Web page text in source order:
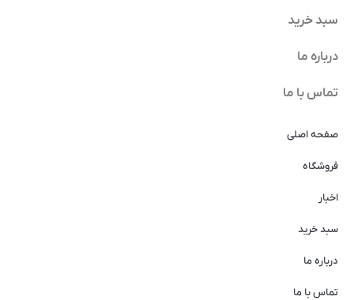
سبد خرید
درباره ما
تماس با ما
صفحه اصلی
فروشگاه
اخبار
سبد خرید
درباره ما
تماس با ما